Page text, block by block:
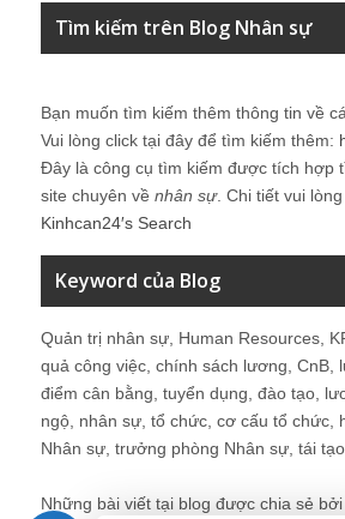
Tìm kiếm trên Blog Nhân sự
Bạn muốn tìm kiếm thêm thông tin về
Vui lòng click tại đây để tìm kiếm thêm:
Đây là công cụ tìm kiếm được tích hợp
site chuyên về nhân sự. Chi tiết vui
Kinhcan24′s Search
Keyword của Blog
Quản trị nhân sự, Human Resources,
quả công việc, chính sách lương, CnB,
điểm cân bằng, tuyển dụng, đào tạo,
ngộ, nhân sự, tổ chức, cơ cấu tổ chức,
Nhân sự, trưởng phòng Nhân sự, tái
Những bài viết tại blog được chia sẻ